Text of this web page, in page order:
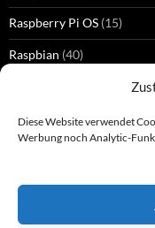
Diese Website verwendet
Werbung noch Analytic-
Raspberry Pi OS (15)
Raspbian (40)
SCHLAGWÖRTER
KernelMATE Mathematica
Raspberry Pi Imager